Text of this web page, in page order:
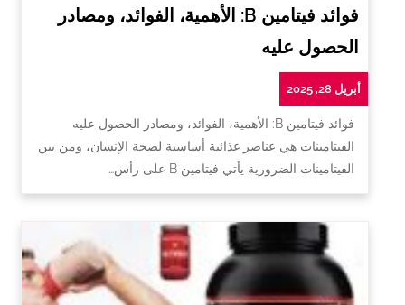
فوائد فيتامين B: الأهمية، الفوائد، ومصادر
الحصول عليه
أبريل 28, 2025
فوائد فيتامين B: الأهمية، الفوائد، ومصادر الحصول عليه
الفيتامينات هي عناصر غذائية أساسية لصحة الإنسان، ومن بين
الفيتامينات الضرورية يأتي فيتامين B على رأس…